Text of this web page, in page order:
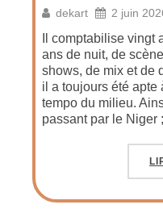
dekart 2 juin
Il comptabilise
ans de nuit, de
shows, de mix et de
il a toujours été apte
tempo du milieu.
passant par le